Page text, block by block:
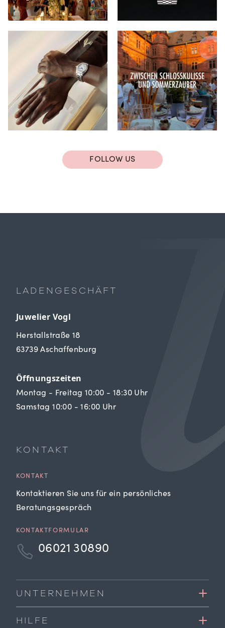
FOLLOW US
LADENGESCHÄFT
Juwelier Vogl
Herstallstraße 18
63739 Aschaffenburg
Öffnungszeiten
Montag - Freitag 10:00 - 18:30 Uhr
Samstag 10:00 - 16:00 Uhr
KONTAKT
KONTAKT
Kontaktieren Sie uns für ein persönliches
Beratungsgespräch
KONTAKTFORMULAR
06021 30890
UNTERNEHMEN
HILFE